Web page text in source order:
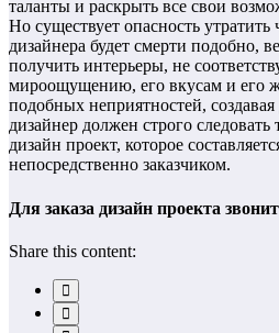
таланты и раскрыть все свои
Но существует опасность
дизайнера будет смерти подобно,
получить интерьеры, не
мироощущению, его вкусам и его
подобных неприятностей,
дизайнер должен строго
дизайн проект, которое
непосредственно заказчиком.
Для заказа дизайн проекта
Share this content: